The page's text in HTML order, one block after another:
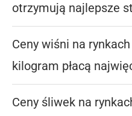
otrzymują najlepsze
Ceny wiśni na
kilogram płacą
Ceny śliwek na